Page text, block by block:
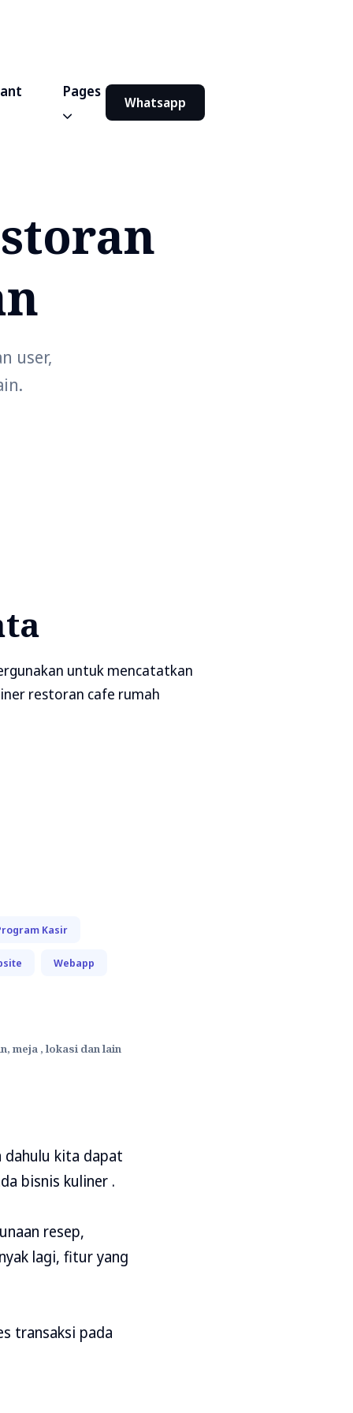
Pages
Whatsapp
user,
untuk mencatatkan
restoran cafe rumah
Kasir
Webapp
meja , lokasi dan lain
kita dapat
bisnis kuliner .
resep,
lagi, fitur yang
transaksi pada